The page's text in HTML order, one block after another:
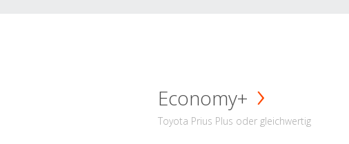
Economy+
Toyota Prius Plus oder gleichwertig